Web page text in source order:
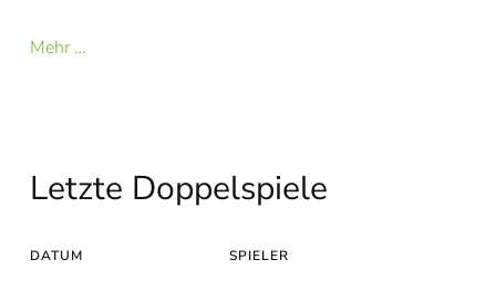
Mehr …
Letzte Doppelspiele
DATUM SPIELER